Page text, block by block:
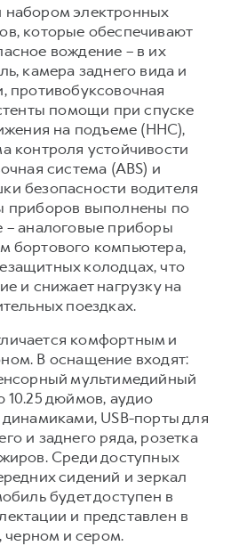
электронных
которые обеспечивают
вождение – в их
камера заднего вида и
противобуксовочная
помощи при спуске
на подъеме (HHC),
контроля устойчивости
система (ABS) и
безопасности водителя
приборов выполнены по
– аналоговые приборы
бортового компьютера,
колодцах, что
и снижает нагрузку на
поездках.
комфортным и
В оснащение входят:
мультимедийный
10.25 дюймов, аудио
USB-порты для
и заднего ряда, розетка
Среди доступных
сидений и зеркал
будет доступен в
и представлен в
черном и сером.